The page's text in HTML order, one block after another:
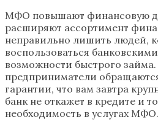
МФО повышают финансовую
расширяют ассортимент
неправильно лишить людей,
воспользоваться
возможности быстрого
предприниматели
гарантии, что вам завтра
банк не откажет в кредите и
необходимость в услугах МФО.